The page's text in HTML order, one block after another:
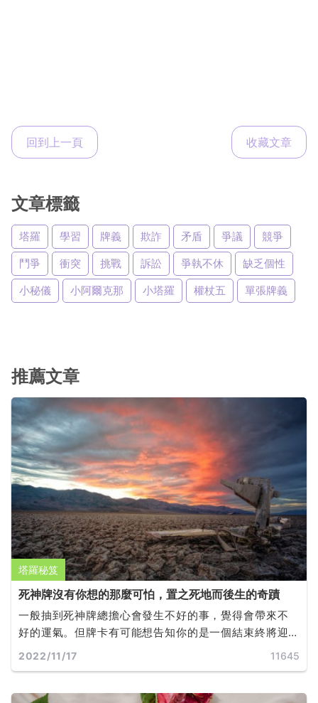
回到上一頁 收藏文章
文章標籤
塔羅 學習 牌義 欺詐 矛盾 爭議
競爭
鬥爭
衝突 挑戰 訴訟 爭執不休
缺乏個性
小秘儀
小阿爾克那 小塔羅 權杖五 單張牌義
推薦文章
塔羅秘笈
死神牌沒有你想的那麼可怕，置之死地而後生的奇蹟
一般抽到死神牌總擔心會發生不好的事，覺得會帶來不
好的運氣。但牌卡有可能想告知你的是一個結束終將迎
來嶄新的開端。
2022/11/17 11645